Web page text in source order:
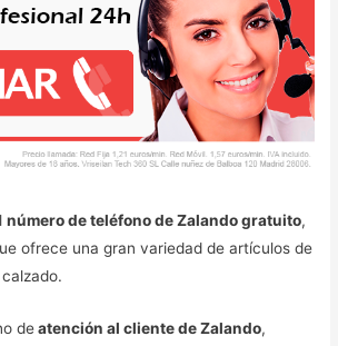
número de teléfono de Zalando gratuito,
ofrece una gran variedad de artículos de
deatención al cliente de Zalando,